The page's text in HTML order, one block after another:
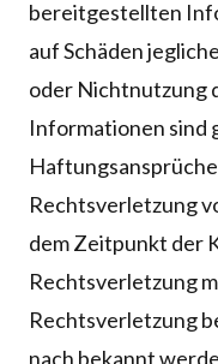
bereitgestellten
auf Schäden
oder Nichtnutzung
Informationen sind
Rechtsverletzung
dem Zeitpunkt der
Rechtsverletzung
Rechtsverletzung
nach bekannt